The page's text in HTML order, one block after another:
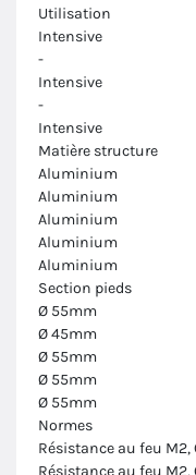
Utilisation
Intensive
-
Intensive
-
Intensive
Matière structure
Aluminium
Aluminium
Aluminium
Aluminium
Aluminium
Section pieds
Ø 55mm
Ø 45mm
Ø 55mm
Ø 55mm
Ø 55mm
Normes
Résistance au feu M2,
Résistance au feu M2,